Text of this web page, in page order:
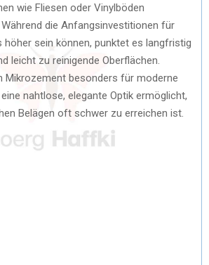
wie Fliesen oder Vinylböden
die Anfangsinvestitionen für
sein können, punktet es langfristig
leicht zu reinigende Oberflächen.
Mikrozement besonders für moderne
nahtlose, elegante Optik ermöglicht,
Belägen oft schwer zu erreichen ist.